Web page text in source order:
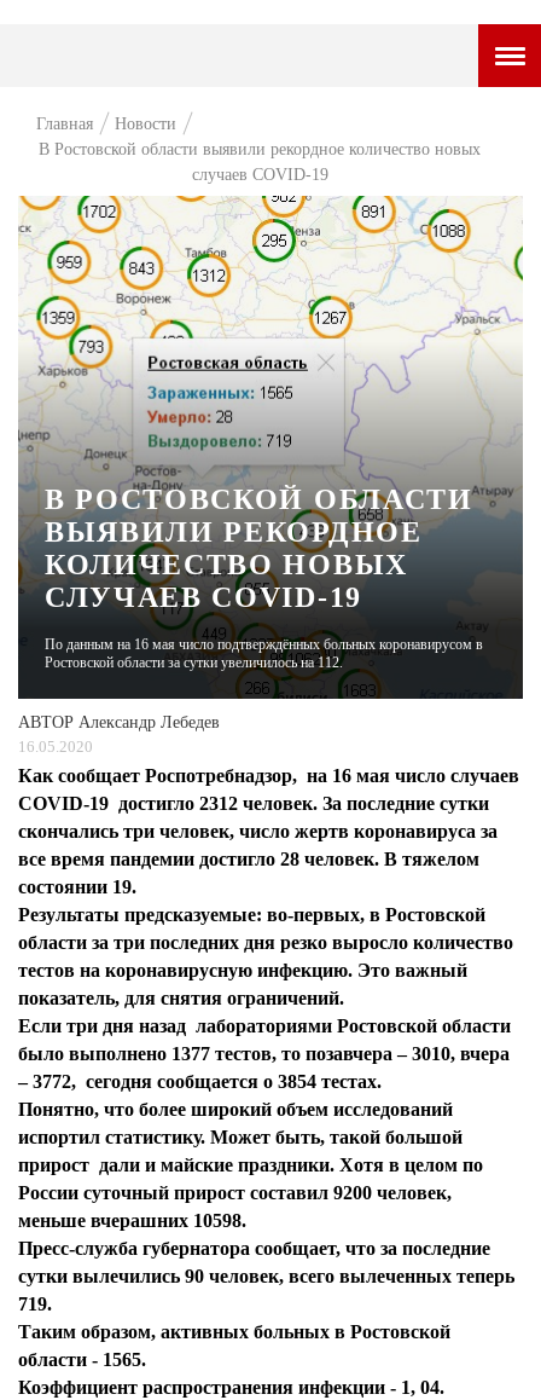
НОВОСТИ
ВОПРОС НЕДЕЛИ
ПРЕМЬЕРА
ТАМ И ТУТ
СТИЛЬ ЖИЗНИ
ЧЕЛОВЕК ОСОБЕННЫЙ
КУЛЬТ ЕДЫ
АФИША
ЖУРНАЛ
Главная
Новости
В Ростовской области выявили рекордное количество новых
случаев COVID-19
В РОСТОВСКОЙ ОБЛАСТИ
ВЫЯВИЛИ РЕКОРДНОЕ
КОЛИЧЕСТВО НОВЫХ
СЛУЧАЕВ COVID-19
По данным на 16 мая число подтверждённых больных коронавирусом в
Ростовской области за сутки увеличилось на 112.
АВТОР Александр Лебедев
16.05.2020
Как сообщает Роспотребнадзор, на 16 мая число случаев
COVID-19 достигло 2312 человек. За последние сутки
скончались три человек, число жертв коронавируса за
все время пандемии достигло 28 человек. В тяжелом
состоянии 19.
Результаты предсказуемые: во-первых, в Ростовской
области за три последних дня резко выросло количество
тестов на коронавирусную инфекцию. Это важный
показатель, для снятия ограничений.
Если три дня назад лабораториями Ростовской области
было выполнено 1377 тестов, то позавчера – 3010, вчера
– 3772, сегодня сообщается о 3854 тестах.
Понятно, что более широкий объем исследований
испортил статистику. Может быть, такой большой
прирост дали и майские праздники. Хотя в целом по
России суточный прирост составил 9200 человек,
меньше вчерашних 10598.
Пресс-служба губернатора сообщает, что за последние
сутки вылечились 90 человек, всего вылеченных теперь
719.
Таким образом, активных больных в Ростовской
области - 1565.
Коэффициент распространения инфекции - 1, 04.